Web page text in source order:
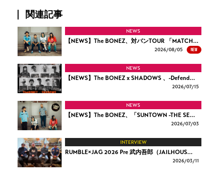
関連記事
NEWS
【NEWS】The BONEZ、対バンTOUR 「MATCH…
2026/08/05 NEW
NEWS
【NEWS】The BONEZ x SHADOWS 、-Defend…
2026/07/15
NEWS
【NEWS】The BONEZ、「SUNTOWN -THE SE…
2026/07/03
INTERVIEW
RUMBLE×JAG 2026 Pre 武内吾郎（JAILHOUS…
2026/03/11